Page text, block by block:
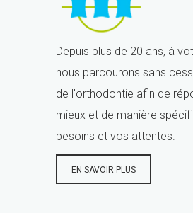
Depuis plus de 20 ans, à
nous parcourons sans
de l'orthodontie afin de
mieux et de manière
besoins et vos attentes.
EN SAVOIR PLUS